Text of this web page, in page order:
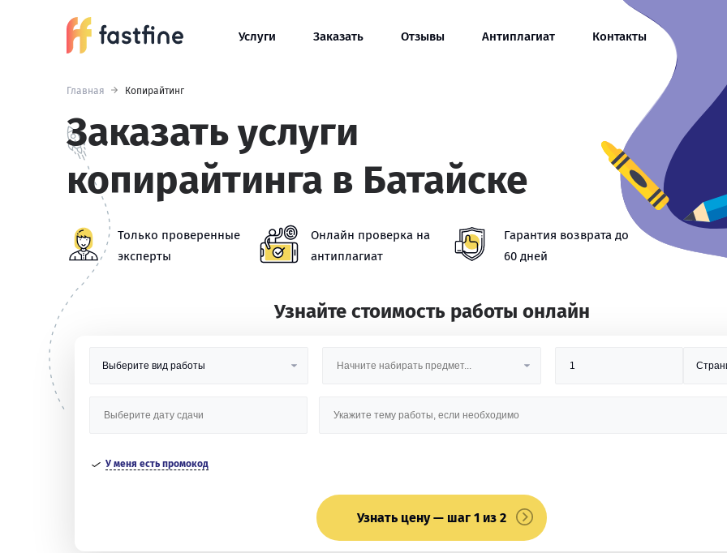
Услуги Заказать Отзывы Антиплагиат Контакты
Главная Копирайтинг
Заказать услуги
копирайтинга в Батайске
Только проверенные
эксперты
Онлайн проверка на
антиплагиат
Гарантия возврата до
60 дней
Узнайте стоимость работы онлайн
У меня есть промокод
Узнать цену — шаг 1 из 2